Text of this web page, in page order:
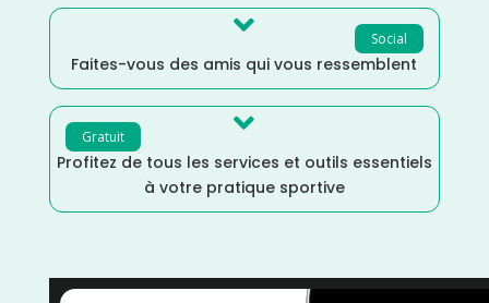
Social

Faites-vous des amis qui vous ressemblent
Gratuit 
Profitez de tous les services et outils essentiels
à votre pratique sportive